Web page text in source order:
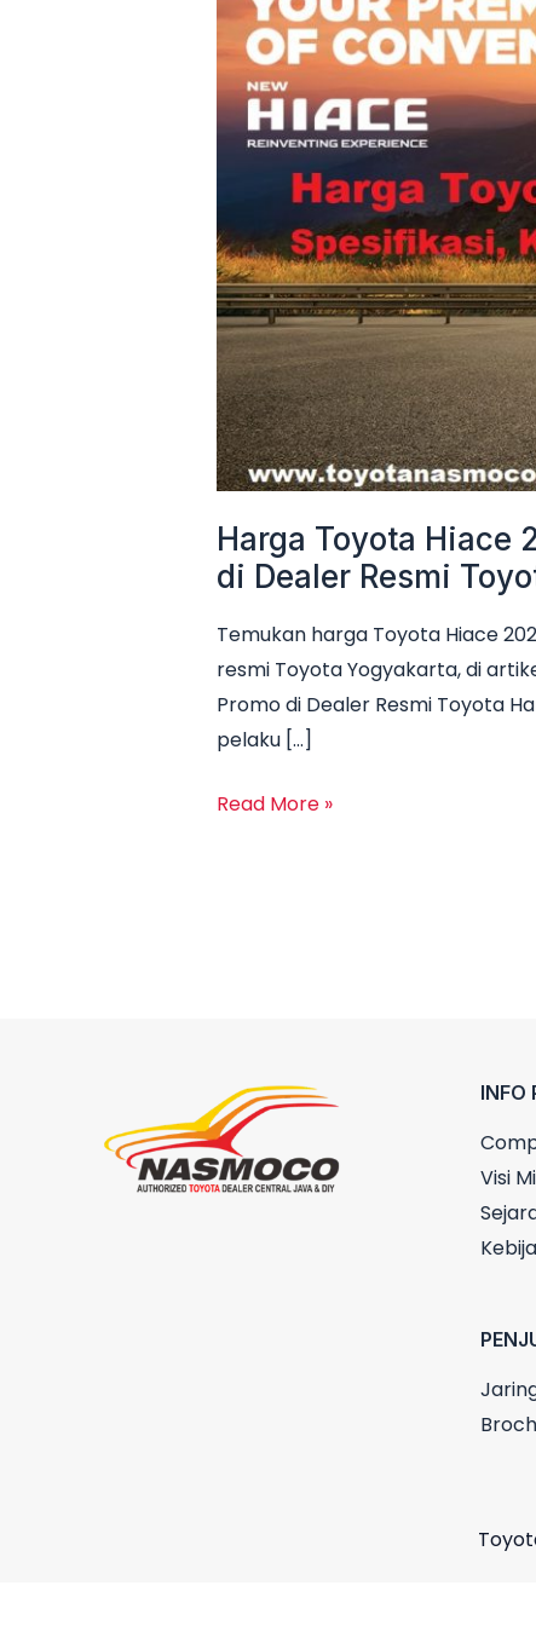
Harga Toyota Hiace
di Dealer Resmi
Temukan harga Toyota Hiace
resmi Toyota Yogyakarta, di
Promo di Dealer Resmi Toyota
pelaku […]
2025
Yogyakarta
Terbaru
|
Spesifikasi,
dan
Promo
di
Dealer
Resmi
Toyota
Read More »
INFO
Visi